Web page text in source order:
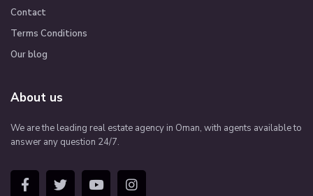
Contact
Terms Conditions
Our blog
About us
We are the leading real estate agency in Oman, with agents available to
answer any question 24/7.